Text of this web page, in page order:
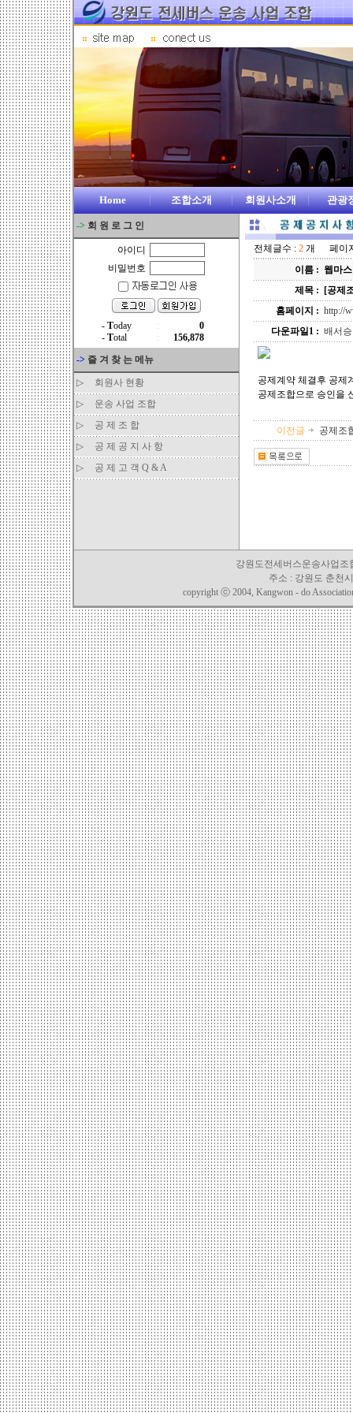
Home 조합소개 회원사소개 관광
-> 회 원 로 그 인
아이디
비밀번호
-> 즐 겨 찾 는 메뉴
▷
회원사 현황
▷
운송 사업 조합
▷
공 제 조 합
▷
공 제 공 지 사 항
▷
공 제 고 객 Q & A
전체글수 : 2 개 페이
이름 : 웹마
제목 :
[공제
홈페이지 : http://
다운파일1 : 배서
공제계약 체결후 공제
공제조합으로 승인을
이전글 공제조
강원도전세버스운송사업조
주소 : 강원도 춘천
copyright ⓒ 2004, Kangwon - do